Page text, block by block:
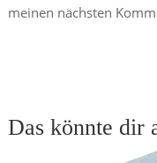
meinen nächsten
Das könnte dir